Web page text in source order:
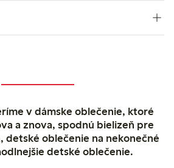
v dámske oblečenie, ktoré
a znova, spodnú bielizeň pre
detské oblečenie na nekonečné
detské oblečenie.